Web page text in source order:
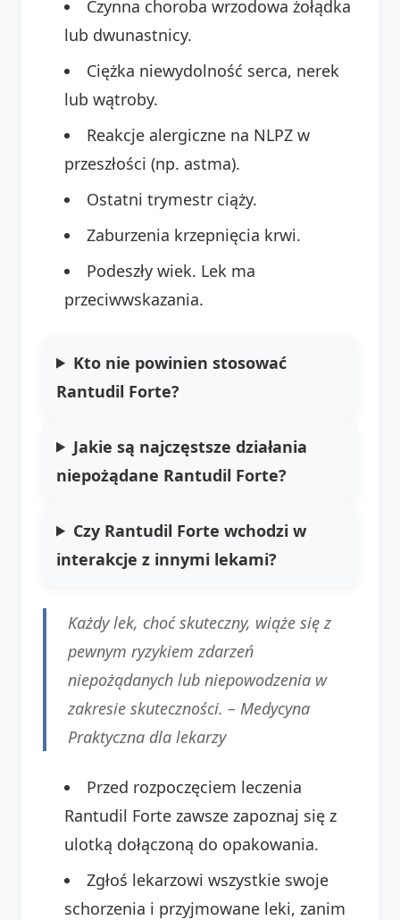
Czynna choroba wrzodowa żołądka
lub dwunastnicy.
Ciężka niewydolność serca, nerek
lub wątroby.
Reakcje alergiczne na NLPZ w
przeszłości (np. astma).
Ostatni trymestr ciąży.
Zaburzenia krzepnięcia krwi.
Podeszły wiek. Lek ma
przeciwwskazania.
Kto nie powinien stosować
Rantudil Forte?
Jakie są najczęstsze działania
niepożądane Rantudil Forte?
Czy Rantudil Forte wchodzi w
interakcje z innymi lekami?
Każdy lek, choć skuteczny, wiąże się z
pewnym ryzykiem zdarzeń
niepożądanych lub niepowodzenia w
zakresie skuteczności. – Medycyna
Praktyczna dla lekarzy
Przed rozpoczęciem leczenia
Rantudil Forte zawsze zapoznaj się z
ulotką dołączoną do opakowania.
Zgłoś lekarzowi wszystkie swoje
schorzenia i przyjmowane leki, zanim